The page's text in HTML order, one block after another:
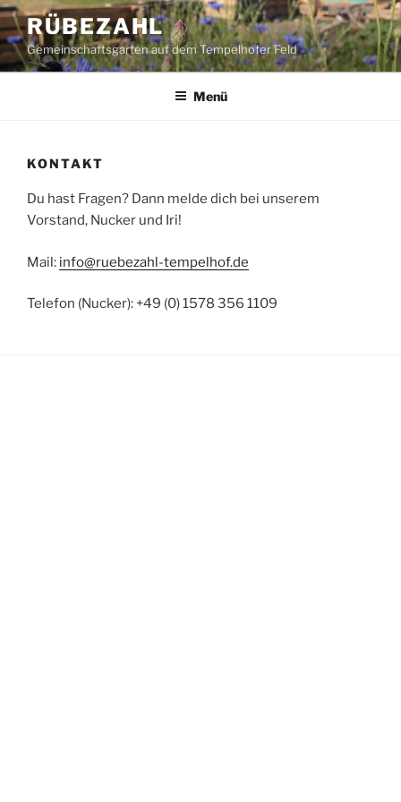
Zum
Inhalt
springen
RÜBEZAHL
Gemeinschaftsgarten auf dem Tempelhofer Feld
Menü
KONTAKT
Du hast Fragen? Dann melde dich bei unserem
Vorstand, Nucker und Iri!
Mail: info@ruebezahl-tempelhof.de
Telefon (Nucker): +49 (0) 1578 356 1109